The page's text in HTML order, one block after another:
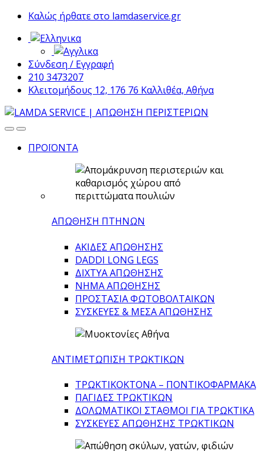
Skip
navigation
Skip
content
Καλώς ήρθατε στο lamdaservice.gr
Σύνδεση / Εγγραφή
210 3473207
Κλειτομήδους 12, 176 76 Καλλιθέα, Αθήνα
ΠΡΟΪΟΝΤΑ
ΑΠΩΘΗΣΗ ΠΤΗΝΩΝ
ΑΚΙΔΕΣ ΑΠΩΘΗΣΗΣ
DADDI LONG LEGS
ΔΙΧΤΥΑ ΑΠΩΘΗΣΗΣ
ΝΗΜΑ ΑΠΩΘΗΣΗΣ
ΠΡΟΣΤΑΣΙΑ ΦΩΤΟΒΟΛΤΑΙΚΩΝ
ΣΥΣΚΕΥΕΣ & ΜΕΣΑ ΑΠΩΘΗΣΗΣ
ΑΝΤΙΜΕΤΩΠΙΣΗ ΤΡΩΚΤΙΚΩΝ
ΤΡΩΚΤΙΚΟΚΤΟΝΑ – ΠΟΝΤΙΚΟΦΑΡΜΑΚA
ΠΑΓΙΔΕΣ ΤΡΩΚΤΙΚΩΝ
ΔΟΛΩΜΑΤΙΚΟΙ ΣΤΑΘΜΟΙ ΓΙΑ ΤΡΩΚΤΙΚΑ
ΣΥΣΚΕΥΕΣ ΑΠΩΘΗΣΗΣ ΤΡΩΚΤΙΚΩΝ